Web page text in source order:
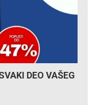
DEO VAŠEG